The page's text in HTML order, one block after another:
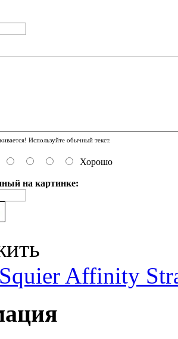
Используйте обычный текст.
Хорошо
на картинке:
Squier Affinity